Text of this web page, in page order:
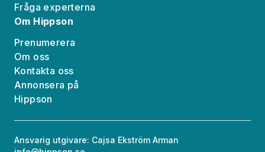
Fråga experterna
Om Hippson
Prenumerera
Om oss
Kontakta oss
Annonsera på
Hippson
Ansvarig utgivare: Cajsa Ekström Arman